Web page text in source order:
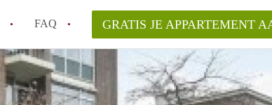
FAQ GRATIS JE APPARTEMENT